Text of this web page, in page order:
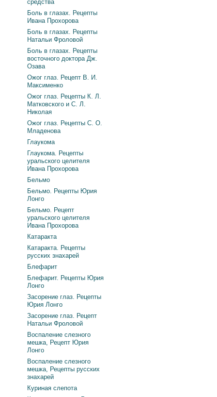
средства
Боль в глазах. Рецепты
Ивана Прохорова
Боль в глазах. Рецепты
Натальи Фроловой
Боль в глазах. Рецепты
восточного доктора Дж.
Озава
Ожог глаз. Рецепт В. И.
Максименко
Ожог глаз. Рецепты К. Л.
Матковского и С. Л.
Николая
Ожог глаз. Рецепты С. О.
Младенова
Глаукома
Глаукома. Рецепты
уральского целителя
Ивана Прохорова
Бельмо
Бельмо. Рецепты Юрия
Лонго
Бельмо. Рецепт
уральского целителя
Ивана Прохорова
Катаракта
Катаракта. Рецепты
русских знахарей
Блефарит
Блефарит. Рецепты Юрия
Лонго
Засорение глаз. Рецепты
Юрия Лонго
Засорение глаз. Рецепт
Натальи Фроловой
Воспаление слезного
мешка, Рецепт Юрия
Лонго
Воспаление слезного
мешка, Рецепты русских
знахарей
Куриная слепота